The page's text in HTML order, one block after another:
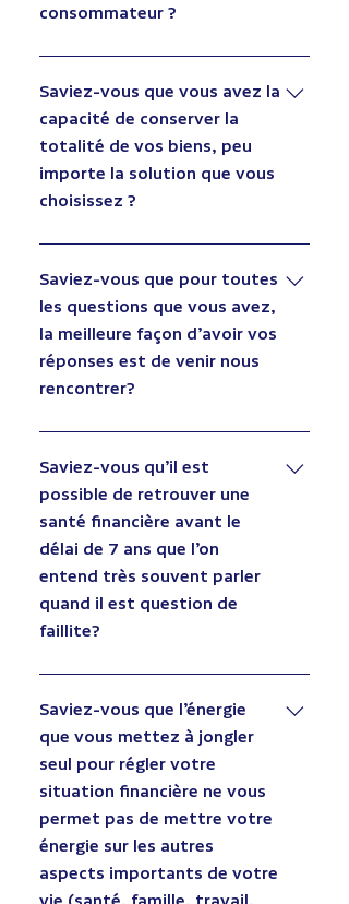
consommateur ?
Certaines dettes d’impôt sont non
libérables dans des situations bien
précises. Selon la nature de ces
dettes, il est possible de s’en libérer.
Nous pourrons vous donner la
réponse qui s’applique à vous lors
pas à nous contacter, cette
rencontre est gratuite et vous
permettra d’y voir plus clair.
Saviez-vous que vous avez la
capacité de conserver la
totalité de vos biens, peu
importe la solution que vous
choisissez ?
Plus rapidement vous venez nous
consulter, plus les solutions pour y
arriver seront nombreuses et
avantageuses pour vous. De plus,
cette rencontre est gratuite et
confidentielle.
Saviez-vous que pour toutes
les questions que vous avez,
la meilleure façon d’avoir vos
réponses est de venir nous
rencontrer?
Cette rencontre GRATUITE vous
permettra de poser toutes vos
questions. Le tout est confidentiel et
vous permettra d’y voir plus clair. Nous
prendrons le temps qu’il faut afin de
vous aider.
Saviez-vous qu’il est
possible de retrouver une
santé financière avant le
délai de 7 ans que l’on
entend très souvent parler
quand il est question de
faillite?
Plusieurs pensent qu’il est impossible
après avoir fait faillite une première
fois d’obtenir du crédit avant qu’un
délai de 7 ans se soit écoulé. Les
clients qui suivent nos conseils et qui
ont une stabilité financière
retrouveront la possibilité d’obtenir
du crédit à des taux d’intérêts
intéressants entre 2 et 4 ans après la
Saviez-vous que l’énergie
que vous mettez à jongler
seul pour régler votre
situation financière ne vous
permet pas de mettre votre
énergie sur les autres
aspects importants de votre